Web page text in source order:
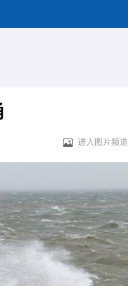
进入图片频道